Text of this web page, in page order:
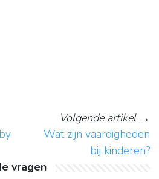
Volgende artikel→
Wat zijn vaardigheden
bij kinderen?
vragen